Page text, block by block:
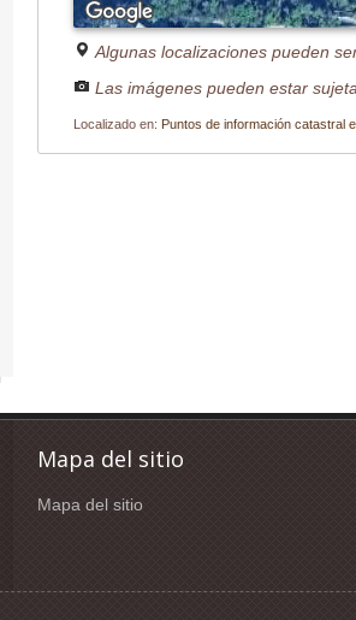
Algunas localizaciones pueden
Las imágenes pueden estar
Localizado en: Puntos de información catastral
Mapa del sitio
Mapa del sitio